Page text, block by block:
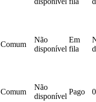
Comum
Não
disponível
Em
fila
Comum
Não
disponível
Pago